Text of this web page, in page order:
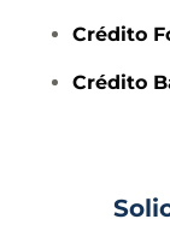
Crédito
Crédito